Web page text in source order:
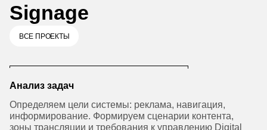
Signage
ВСЕ ПРОЕКТЫ
Анализ задач
Определяем цели системы: реклама, навигация,
информирование. Формируем сценарии контента,
зоны трансляции и требования к управлению Digital